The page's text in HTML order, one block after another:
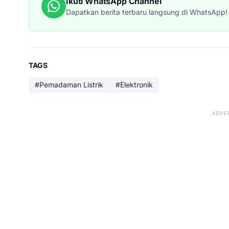
Dapatkan berita terbaru langsung di WhatsApp!
TAGS
#Pemadaman Listrik #Elektronik